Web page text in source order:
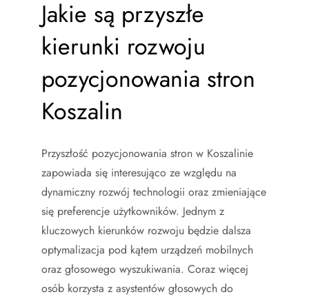
Jakie są przyszłe
kierunki rozwoju
pozycjonowania stron
Koszalin
Przyszłość pozycjonowania stron w Koszalinie
zapowiada się interesująco ze względu na
dynamiczny rozwój technologii oraz zmieniające
się preferencje użytkowników. Jednym z
kluczowych kierunków rozwoju będzie dalsza
optymalizacja pod kątem urządzeń mobilnych
oraz głosowego wyszukiwania. Coraz więcej
osób korzysta z asystentów głosowych do